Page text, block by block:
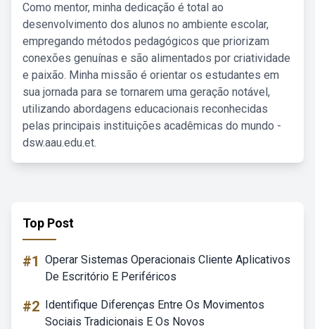
Como mentor, minha dedicação é total ao
desenvolvimento dos alunos no ambiente escolar,
empregando métodos pedagógicos que priorizam
conexões genuínas e são alimentados por criatividade
e paixão. Minha missão é orientar os estudantes em
sua jornada para se tornarem uma geração notável,
utilizando abordagens educacionais reconhecidas
pelas principais instituições acadêmicas do mundo -
dsw.aau.edu.et.
Top Post
#1 Operar Sistemas Operacionais Cliente Aplicativos
De Escritório E Periféricos
#2 Identifique Diferenças Entre Os Movimentos
Sociais Tradicionais E Os Novos